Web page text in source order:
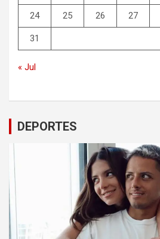
24 25 26 27
31
« Jul
DEPORTES